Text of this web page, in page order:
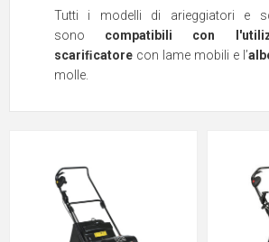
Tutti i modelli di arieggiatori e
sono compatibili
con
scariﬁcatore con lame mobili e l’
molle.